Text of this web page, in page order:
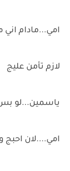
امي...مادام اني
لازم تأمن عليج
ياسمين...لو
امي....لان احبج